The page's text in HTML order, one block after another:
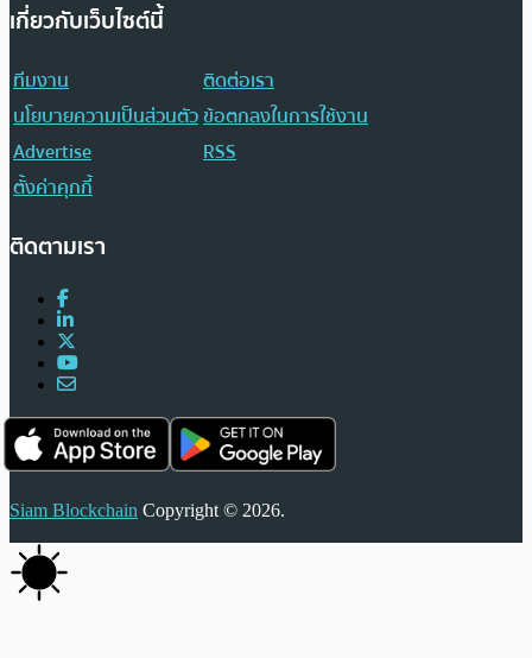
เกี่ยวกับเว็บไซต์นี้
ทีมงาน
ติดต่อเรา
นโยบายความเป็นส่วนตัวข้อตกลงในการใช้งาน
Advertise
RSS
ตั้งค่าคุกกี้
ติดตามเรา
Siam Blockchain Copyright © 2026.